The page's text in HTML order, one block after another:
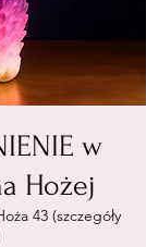
w
Hożej
43 (szczegóły